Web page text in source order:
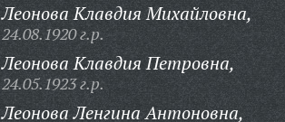
Леонова Клавдия Михайловна,
24.08.1920 г.р.
Леонова Клавдия Петровна,
24.05.1923 г.р.
Леонова Ленгина Антоновна,